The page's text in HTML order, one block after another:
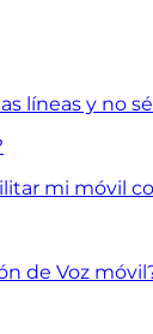
líneas y no
mi móvil
de Voz